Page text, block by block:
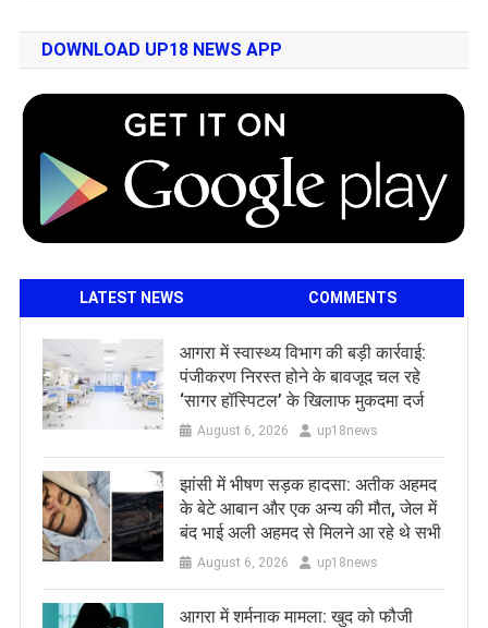
DOWNLOAD UP18 NEWS APP
LATEST NEWS COMMENTS
आगरा में स्वास्थ्य विभाग की बड़ी कार्रवाई:
पंजीकरण निरस्त होने के बावजूद चल रहे
‘सागर हॉस्पिटल’ के खिलाफ मुकदमा दर्ज
August 6, 2026 up18news
झांसी में भीषण सड़क हादसा: अतीक अहमद
के बेटे आबान और एक अन्य की मौत, जेल में
बंद भाई अली अहमद से मिलने आ रहे थे सभी
August 6, 2026 up18news
आगरा में शर्मनाक मामला: खुद को फौजी